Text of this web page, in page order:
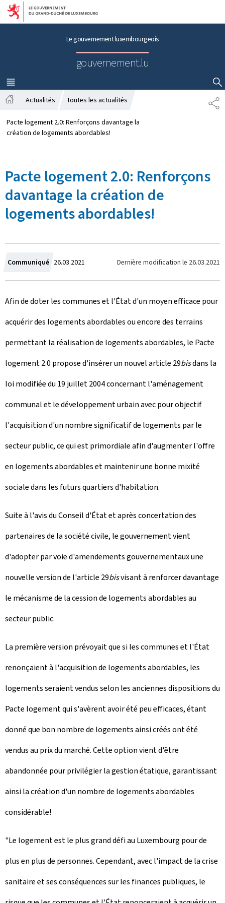
Aller au menu principal
Aller au contenu
Le gouvernement luxembourgeois
gouvernement.lu
MENU
PRINCIPAL
AFFICHER / MASQUER LA RECHERCHE
P
A
c
c
l
Actualités Toutes les actualités
Pacte logement 2.0: Renforçons davantage la
création de logements abordables!
Pacte logement 2.0: Renforçons
davantage la création de
logements abordables!
Communiqué C
r
é
e
l
e
26.03.2021 Dernière modification le 26.03.2021
Afin de doter les communes et l'État d'un moyen efficace pour
acquérir des logements abordables ou encore des terrains
permettant la réalisation de logements abordables, le Pacte
logement 2.0 propose d'insérer un nouvel article 29bisdans la
loi modifiée du 19 juillet 2004 concernant l'aménagement
communal et le développement urbain avec pour objectif
l'acquisition d'un nombre significatif de logements par le
secteur public, ce qui est primordiale afin d'augmenter l'offre
en logements abordables et maintenir une bonne mixité
sociale dans les futurs quartiers d'habitation.
Suite à l'avis du Conseil d'État et après concertation des
partenaires de la société civile, le gouvernement vient
d'adopter par voie d'amendements gouvernementaux une
nouvelle version de l'article 29bisvisant à renforcer davantage
le mécanisme de la cession de logements abordables au
secteur public.
La première version prévoyait que si les communes et l'État
renonçaient à l'acquisition de logements abordables, les
logements seraient vendus selon les anciennes dispositions du
Pacte logement qui s'avèrent avoir été peu efficaces, étant
donné que bon nombre de logements ainsi créés ont été
vendus au prix du marché. Cette option vient d'être
abandonnée pour privilégier la gestion étatique, garantissant
ainsi la création d'un nombre de logements abordables
considérable!
"Le logement est le plus grand défi au Luxembourg pour de
plus en plus de personnes. Cependant, avec l'impact de la crise
sanitaire et ses conséquences sur les finances publiques, le